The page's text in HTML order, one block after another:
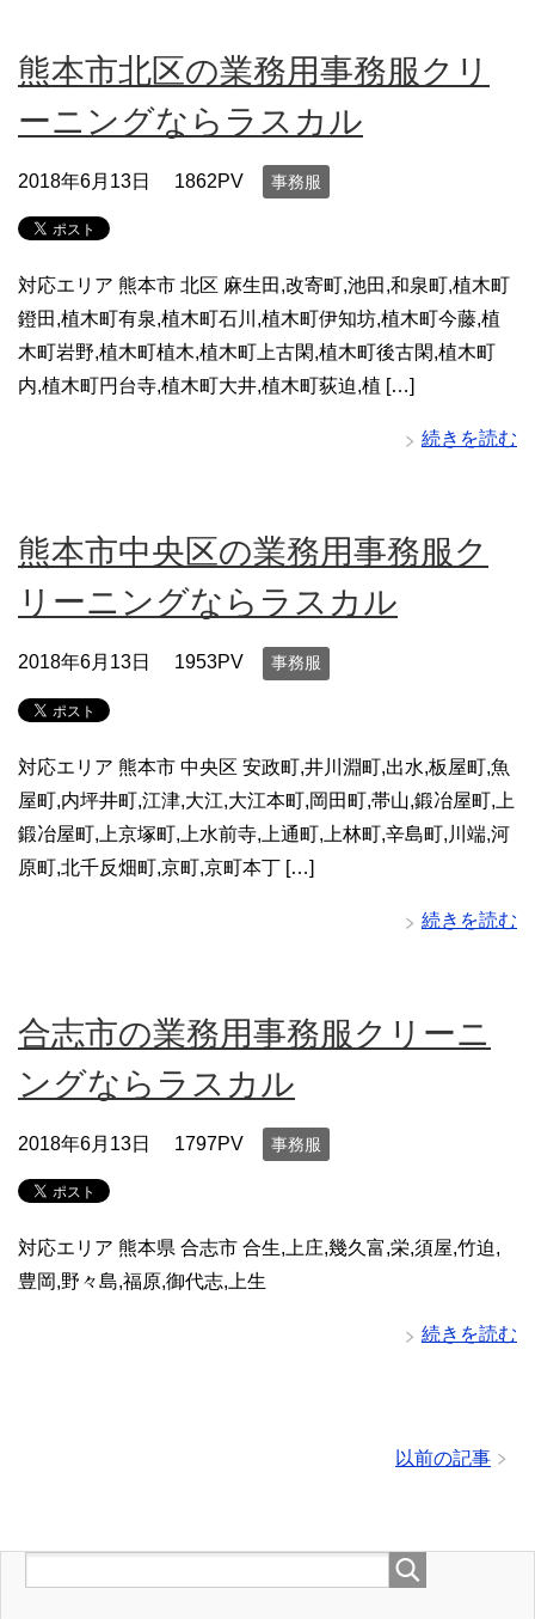
熊本市北区の業務用事務服クリ
ーニングならラスカル
2018年6月13日 1862PV 事務服
対応エリア 熊本市 北区 麻生田,改寄町,池田,和泉町,植木町
鐙田,植木町有泉,植木町石川,植木町伊知坊,植木町今藤,植
木町岩野,植木町植木,植木町上古閑,植木町後古閑,植木町
内,植木町円台寺,植木町大井,植木町荻迫,植 […]
続きを読む
熊本市中央区の業務用事務服ク
リーニングならラスカル
2018年6月13日 1953PV 事務服
対応エリア 熊本市 中央区 安政町,井川淵町,出水,板屋町,魚
屋町,内坪井町,江津,大江,大江本町,岡田町,帯山,鍛冶屋町,上
鍛冶屋町,上京塚町,上水前寺,上通町,上林町,辛島町,川端,河
原町,北千反畑町,京町,京町本丁 […]
続きを読む
合志市の業務用事務服クリーニ
ングならラスカル
2018年6月13日 1797PV 事務服
対応エリア 熊本県 合志市 合生,上庄,幾久富,栄,須屋,竹迫,
豊岡,野々島,福原,御代志,上生
続きを読む
以前の記事